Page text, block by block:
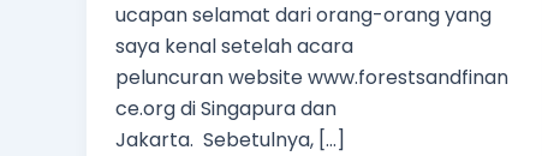
ucapan selamat dari orang-orang yang
saya kenal setelah acara
peluncuran website www.forestsandfinan
ce.org di Singapura dan
Jakarta. Sebetulnya, […]